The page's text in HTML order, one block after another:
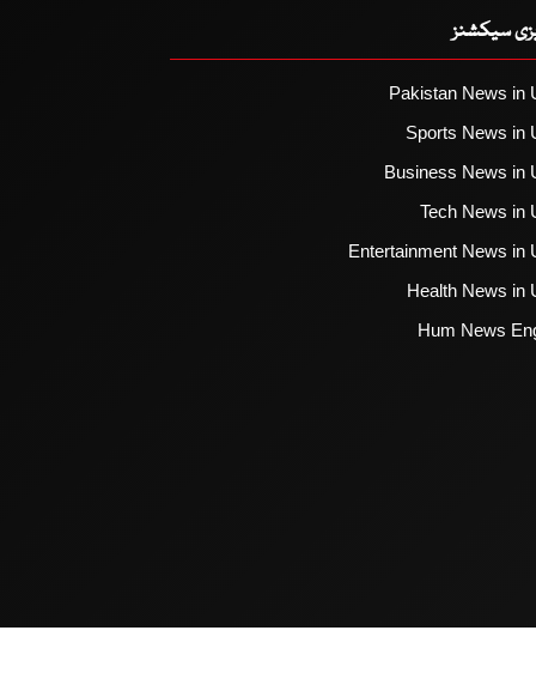
سیکشنز
Pakistan News in
Sports News in
Business News in
Tech News in
Entertainment News in
Health News in
Hum News